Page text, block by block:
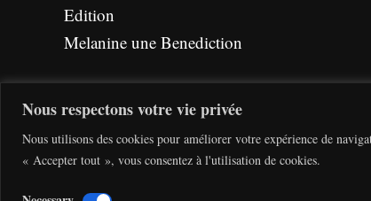
Nous respectons votre vie privée
Nous utilisons des cookies pour améliorer votre expérience de
« Accepter tout », vous consentez à l'utilisation de cookies.
Edition
Melanine une Benediction